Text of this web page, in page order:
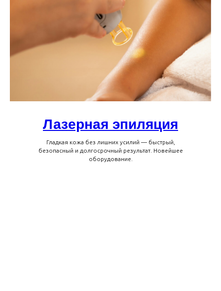
Лазерная эпиляция
Гладкая кожа без лишних усилий — быстрый,
безопасный и долгосрочный результат. Новейшее
оборудование.